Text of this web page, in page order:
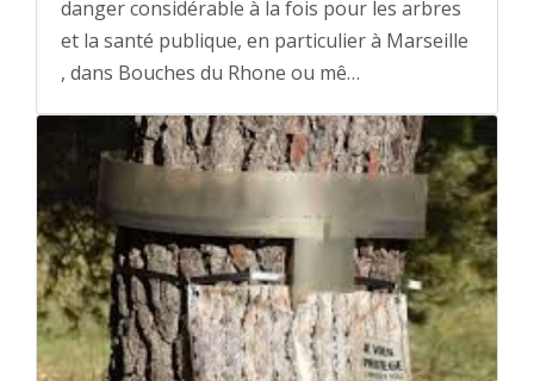
danger considérable à la fois pour les arbres
et la santé publique, en particulier à Marseille
, dans Bouches du Rhone ou mê…